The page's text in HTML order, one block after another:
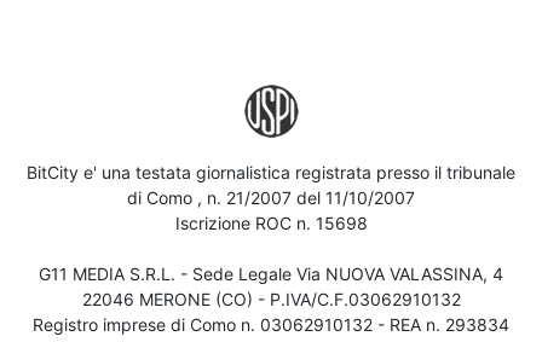
BitCity e' una testata giornalistica registrata presso il tribunale
di Como , n. 21/2007 del 11/10/2007
Iscrizione ROC n. 15698
G11 MEDIA S.R.L. - Sede Legale Via NUOVA VALASSINA, 4
22046 MERONE (CO) - P.IVA/C.F.03062910132
Registro imprese di Como n. 03062910132 - REA n. 293834